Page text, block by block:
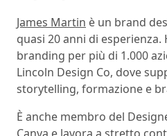
James Martin è un brand
quasi 20 anni di
branding per più di 1.000
Lincoln Design Co, dove
storytelling, formazione e
È anche membro del